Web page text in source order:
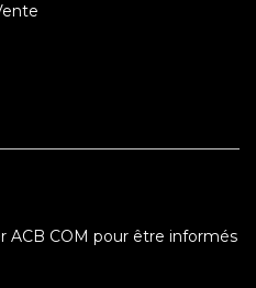
ACB COM pour être informés